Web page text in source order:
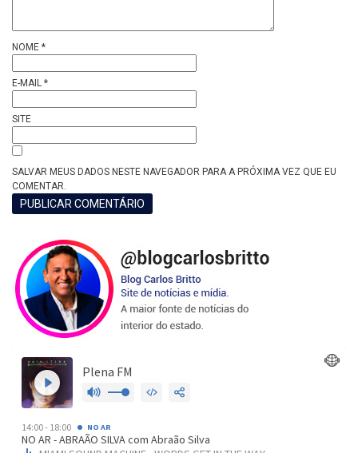
NOME *
E-MAIL *
SITE
SALVAR MEUS DADOS NESTE NAVEGADOR PARA A PRÓXIMA VEZ QUE EU
COMENTAR.